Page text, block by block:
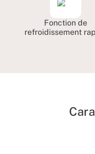
Fonction de
refroidissement